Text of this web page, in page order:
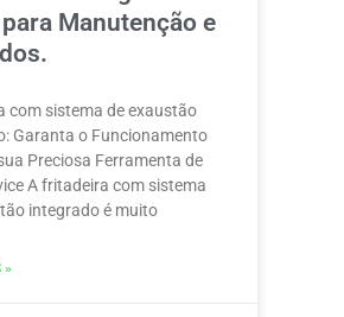
Manutenção e
com sistema de exaustão
Garanta o Funcionamento
Preciosa Ferramenta de
A fritadeira com sistema
integrado é muito
»